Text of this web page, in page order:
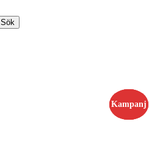
Sök
Kampanj
Kampanj
Kampanj